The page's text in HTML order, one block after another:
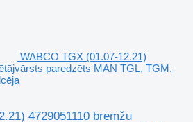
WABCO TGX (01.07-12.21)
paredzēts MAN TGL, TGM,
4729051110 bremžu